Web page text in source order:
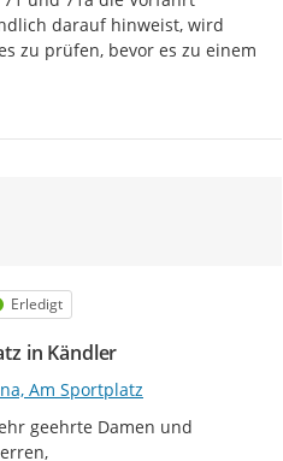
darauf hinweist, wird
zu prüfen, bevor es zu einem
Status
Erledigt
in Kändler
Am Sportplatz
geehrte Damen und